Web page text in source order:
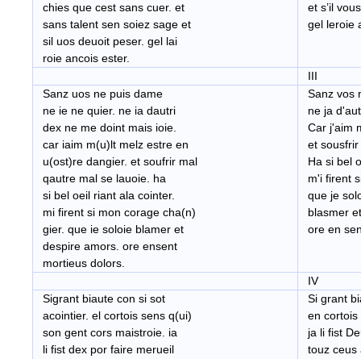
chies que cest sans cuer. et
sans talent sen soiez sage et
sil uos deuoit peser. gel lai
roie ancois ester.
et s’il
gel leroie
III
Sanz uos ne puis dame
ne ie ne quier. ne ia dautri
dex ne me doint mais ioie.
car iaim m(u)lt melz estre en
u(ost)re dangier. et soufrir mal
qautre mal se lauoie. ha
si bel oeil riant ala cointer.
mi firent si mon corage cha(n)
gier. que ie soloie blamer et
despire amors. ore ensent
mortieus dolors.
Sanz vos
ne ja
Car j'aim
et sousfrir
Ha si bel
m'i firent
que je
blasmer
ore en
IV
Sigrant biaute con si sot
acointier. el cortois sens q(ui)
son gent cors maistroie. ia
li fist dex por faire merueil
Si grant
en cortois
ja li fist
touz ceus